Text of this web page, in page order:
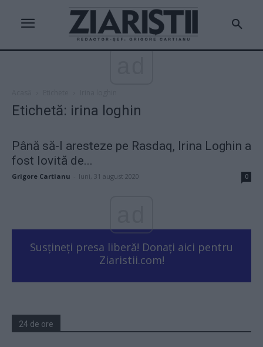
Etichetă: irina loghin
Până să-l aresteze pe Rasdaq, Irina Loghin a
fost lovită de...
Grigore Cartianu luni, 31 august 2020 0
Susțineți presa liberă! Donați aici pentru
Ziaristii.com!
24 de ore